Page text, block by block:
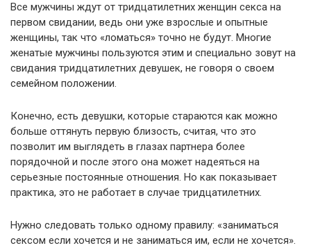
Все мужчины ждут от тридцатилетних женщин секса на
первом свидании, ведь они уже взрослые и опытные
женщины, так что «ломаться» точно не будут. Многие
женатые мужчины пользуются этим и специально зовут на
свидания тридцатилетних девушек, не говоря о своем
семейном положении.
Конечно, есть девушки, которые стараются как можно
больше оттянуть первую близость, считая, что это
позволит им выглядеть в глазах партнера более
порядочной и после этого она может надеяться на
серьезные постоянные отношения. Но как показывает
практика, это не работает в случае тридцатилетних.
Нужно следовать только одному правилу: «заниматься
сексом если хочется и не заниматься им, если не хочется».